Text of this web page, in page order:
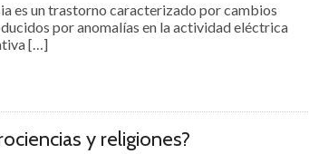
es un trastorno caracterizado por cambios
por anomalías en la actividad eléctrica
[…]
y religiones?